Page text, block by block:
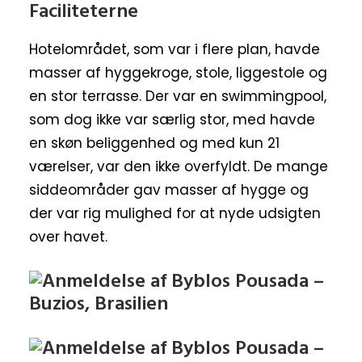
Faciliteterne
Hotelområdet, som var i flere plan, havde
masser af hyggekroge, stole, liggestole og
en stor terrasse. Der var en swimmingpool,
som dog ikke var særlig stor, med havde
en skøn beliggenhed og med kun 21
værelser, var den ikke overfyldt. De mange
siddeområder gav masser af hygge og
der var rig mulighed for at nyde udsigten
over havet.